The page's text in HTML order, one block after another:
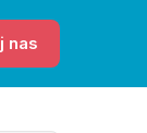
nas